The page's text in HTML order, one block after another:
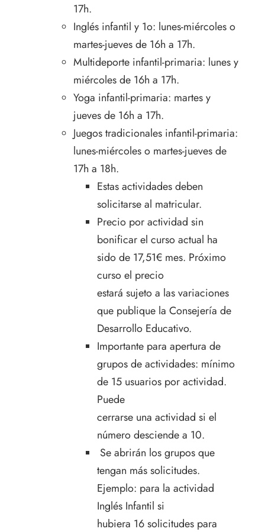
17h.
Inglés infantil y 1o: lunes-miércoles o
martes-jueves de 16h a 17h.
Multideporte infantil-primaria: lunes y
miércoles de 16h a 17h.
Yoga infantil-primaria: martes y
jueves de 16h a 17h.
Juegos tradicionales infantil-primaria:
lunes-miércoles o martes-jueves de
17h a 18h.
Estas actividades deben
solicitarse al matricular.
Precio por actividad sin
bonificar el curso actual ha
sido de 17,51€ mes. Próximo
curso el precio
estará sujeto a las variaciones
que publique la Consejería de
Desarrollo Educativo.
Importante para apertura de
grupos de actividades: mínimo
de 15 usuarios por actividad.
Puede
cerrarse una actividad si el
número desciende a 10.
Se abrirán los grupos que
tengan más solicitudes.
Ejemplo: para la actividad
Inglés Infantil si
hubiera 16 solicitudes para